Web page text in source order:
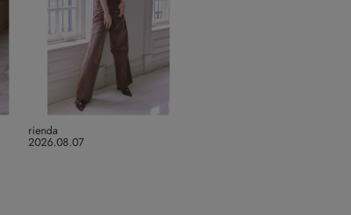
2026.08.07
rienda